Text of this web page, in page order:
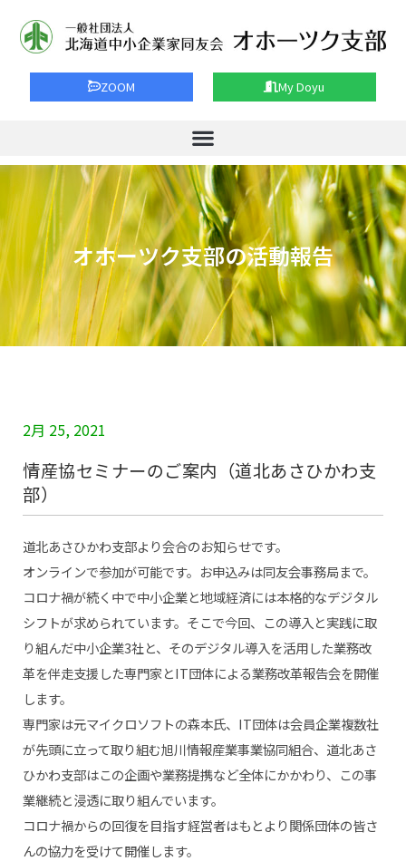
ZOOM My Doyu
オホーツク支部の活動報告
2月 25, 2021
情産協セミナーのご案内（道北あさひかわ支
部）
道北あさひかわ支部より会合のお知らせです。
オンラインで参加が可能です。お申込みは同友会事務局まで。
コロナ禍が続く中で中小企業と地域経済には本格的なデジタル
シフトが求められています。そこで今回、この導入と実践に取
り組んだ中小企業3社と、そのデジタル導入を活用した業務改
革を伴走支援した専門家とIT団体による業務改革報告会を開催
します。
専門家は元マイクロソフトの森本氏、IT団体は会員企業複数社
が先頭に立って取り組む旭川情報産業事業協同組合、道北あさ
ひかわ支部はこの企画や業務提携など全体にかかわり、この事
業継続と浸透に取り組んでいます。
コロナ禍からの回復を目指す経営者はもとより関係団体の皆さ
んの協力を受けて開催します。